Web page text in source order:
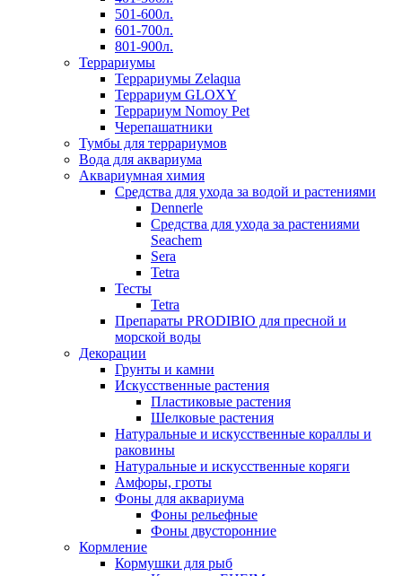
501-600л.
601-700л.
801-900л.
Террариумы
Террариумы Zelaqua
Террариум GLOXY
Террариум Nomoy Pet
Черепашатники
Тумбы для террариумов
Вода для аквариума
Аквариумная химия
Средства для ухода за водой и растениями
Dennerle
Средства для ухода за растениями
Seachem
Sera
Tetra
Тесты
Tetra
Препараты PRODIBIO для пресной и
морской воды
Декорации
Грунты и камни
Искусственные растения
Пластиковые растения
Шелковые растения
Натуральные и искусственные кораллы и
раковины
Натуральные и искусственные коряги
Амфоры, гроты
Фоны для аквариума
Фоны рельефные
Фоны двусторонние
Кормление
Кормушки для рыб